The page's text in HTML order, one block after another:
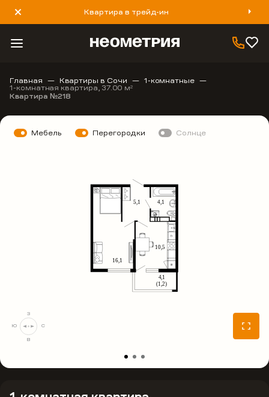
Квартира в трейд-ин
8 800 777 40 93
Главная Квартиры в Сочи 1-комнатные
1-комнатная квартира, 37.00 м2
Квартира №218
Мебель Перегородки Солнце
С
В
Ю
З